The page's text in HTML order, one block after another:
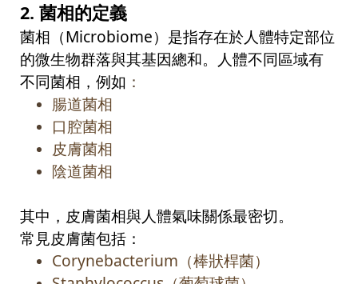
2. 菌相的定義
菌相（Microbiome）是指存在於人體特定部位
的微生物群落與其基因總和。人體不同區域有
不同菌相，例如 ：
腸道菌相
口腔菌相
皮膚菌相
陰道菌相
其中，皮膚菌相與人體氣味關係最密切。
常見皮膚菌包括：
Corynebacterium （棒狀桿菌）